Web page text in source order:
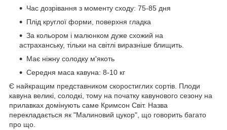
Час дозрівання з моменту сходу: 75-85 дня
Плід круглої форми, поверхня гладка
За кольором і малюнком дуже схожий на
астраханську, тільки на світлі виразніше блищить.
Має ніжну солодку м'якоть
Середня маса кавуна: 8-10 кг
Є найкращим представником скоростиглих сортів. Плоди
кавуна великі, солодкі, тому на початку кавунового сезону на
прилавках домінують саме Кримсон Світ. Назва
перекладається як "Малиновий цукор", що говорить багато
про що.